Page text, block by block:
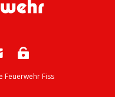
Feuerwehr Fiss